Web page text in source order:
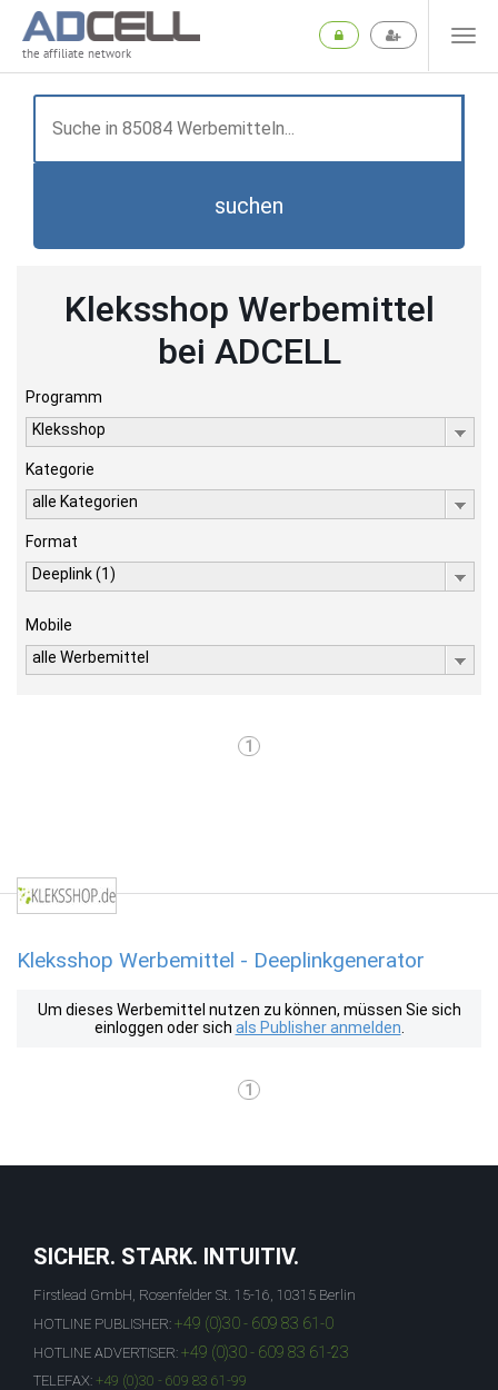
the affiliate network
suchen
Kleksshop Werbemittel
bei ADCELL
Programm
Kleksshop
Kategorie
alle Kategorien
Format
Deeplink (1)
Mobile
alle Werbemittel
1
Kleksshop Werbemittel - Deeplinkgenerator
Um dieses Werbemittel nutzen zu können, müssen Sie sich
einloggen oder sich als Publisher anmelden
1
SICHER. STARK. INTUITIV.
Firstlead GmbH, Rosenfelder St. 15-16, 10315 Berlin
HOTLINE PUBLISHER: +49 (0)30 - 609 83 61-0
HOTLINE ADVERTISER: +49 (0)30 - 609 83 61-23
TELEFAX: +49 (0)30 - 609 83 61-99